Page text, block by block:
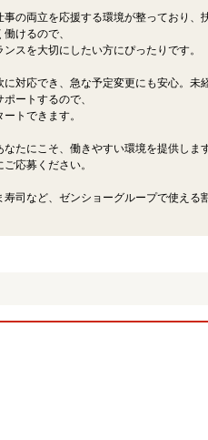
事の両立を応援する環境が整っており、
けるので、
スを大切にしたい方にぴったりです。
に対応でき、急な予定変更にも安心。未
ートするので、
トできます。
なたにこそ、働きやすい環境を提供しま
応募ください。
寿司など、ゼンショーグループで使える